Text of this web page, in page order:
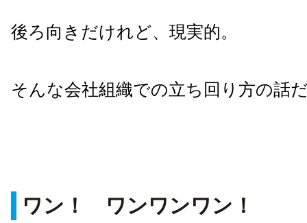
後ろ向きだけれど、現実的。
そんな会社組織での立ち回り方の話
ワン！ ワンワンワン！